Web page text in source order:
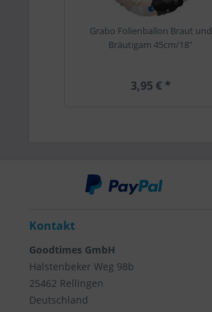
Grabo Folienballon Braut und
Bräutigam 45cm/18"
3,95 € *
Kontakt
Goodtimes GmbH
Halstenbeker Weg 98b
25462 Rellingen
Deutschland